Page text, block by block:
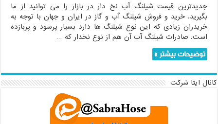
جدیدترین قیمت شیلنگ آب نخ دار در بازار را می توانید از ما
بگیرید. خرید و فروش شیلنگ آب و گاز در ایران و جهان با توجه به
خریدران زیادی که این نوع شیلنگ ها دارد بسیار پرسود و پربازده
است. صادرات شیلنگ آب آن هم از نوع نخدار که …
توضیحات بیشتر »
کانال ایتا شرکت